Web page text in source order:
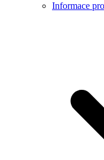
Informace